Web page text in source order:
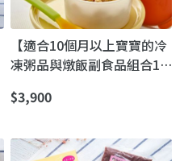
【適合10個月以上寶寶的冷
凍粥品與燉飯副食品組合14
包)】粥品＋燉飯每一口味都
$3,900